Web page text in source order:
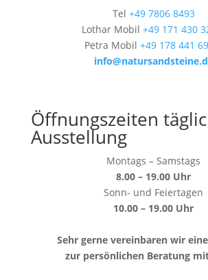
Tel +49 7806 8493
Lothar Mobil+49 171 430
Petra Mobil+49 178 441
Öffnungszeiten
Ausstellung
Montags – Samstags
8.00 – 19.00 Uhr
Sonn- und Feiertagen
10.00 – 19.00 Uhr
Sehr gerne vereinbaren wir
zur persönlichen Beratung